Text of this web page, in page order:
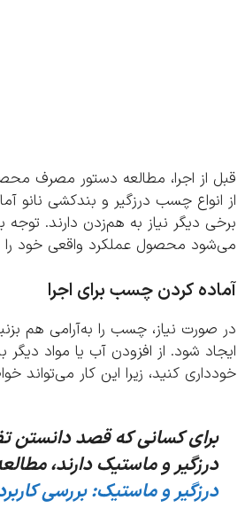
از اجرا، مطالعه دستور مصرف
چسب درزگیر و بندکشی نانو
دیگر نیاز به هم‌زدن دارند. توجه به
محصول عملکرد واقعی خود را
کردن چسب برای اجرا
نیاز، چسب را به‌آرامی هم بزنید
شود. از افزودن آب یا مواد دیگر
کنید، زیرا این کار می‌تواند خواص
کسانی که قصد دانستن
و ماستیک دارند، مطالعه
و ماستیک: بررسی